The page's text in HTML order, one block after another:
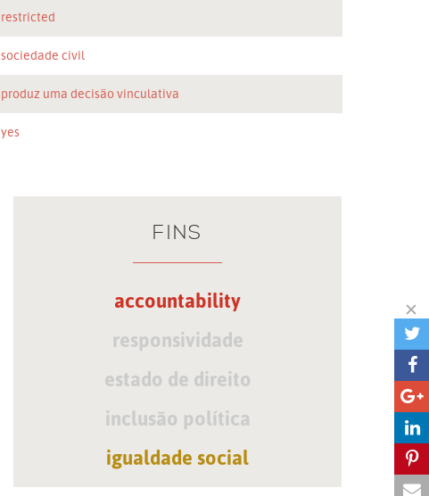
restricted
sociedade civil
produz uma decisão vinculativa
yes
FINS
accountability
responsividade
estado de direito
inclusão política
igualdade social